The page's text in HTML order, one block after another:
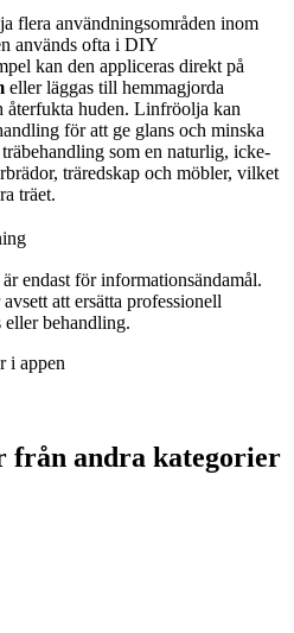
flera användningsområden inom
används ofta i DIY
kan den appliceras direkt på
eller läggas till hemmagjorda
återfukta huden. Linfröolja kan
för att ge glans och minska
som en naturlig, icke-
träredskap och möbler, vilket
träet.
endast för informationsändamål.
att ersätta professionell
behandling.
i appen
från andra kategorier